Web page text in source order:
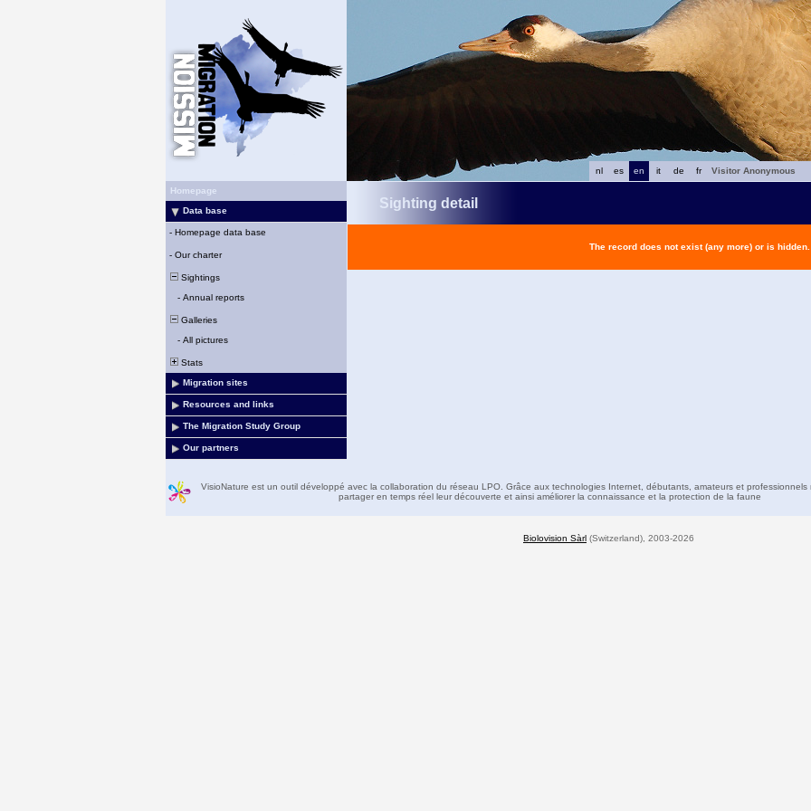
fr
de
it
en
es
nl
Visitor Anonymous
Homepage
Data base
- Homepage data base
- Our charter
Sightings
- Annual reports
Galleries
- All pictures
Stats
Migration sites
Resources and links
The Migration Study Group
Our partners
Sighting detail
The record does not exist (any more) or is hidden.
VisioNature est un outil développé avec la collaboration du réseau LPO. Grâce aux technologies Internet, débutants, amateurs et professionnels
partager en temps réel leur découverte et ainsi améliorer la connaissance et la protection de la faune
Biolovision Sàrl (Switzerland), 2003-2026